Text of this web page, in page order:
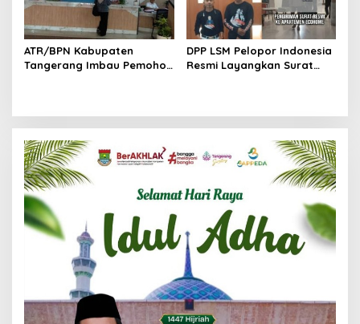
ATR/BPN Kabupaten
Tangerang Imbau Pemohon
DPP LSM Pelopor Indonesia
Resmi Layangkan Surat